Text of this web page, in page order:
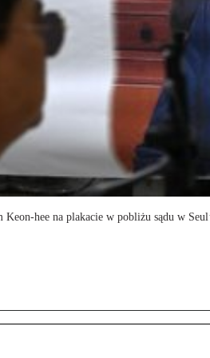
hee na plakacie w pobliżu sądu w